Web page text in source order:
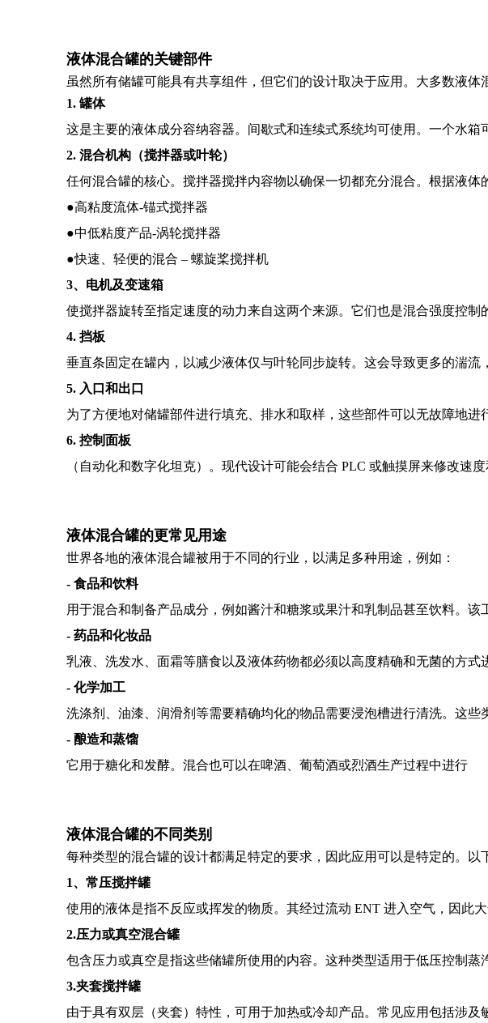
液体混合罐的关键部件
虽然所有储罐可能具有共享组件，但它们的设计取决于应用。大多数液体
1. 罐体
这是主要的液体成分容纳容器。间歇式和连续式系统均可使用。一个水箱
2. 混合机构（搅拌器或叶轮）
任何混合罐的核心。搅拌器搅拌内容物以确保一切都充分混合。根据液体
●高粘度流体-锚式搅拌器
●中低粘度产品-涡轮搅拌器
●快速、轻便的混合 – 螺旋桨搅拌机
3、电机及变速箱
使搅拌器旋转至指定速度的动力来自这两个来源。它们也是混合强度控制
4. 挡板
垂直条固定在罐内，以减少液体仅与叶轮同步旋转。这会导致更多的湍流
5. 入口和出口
为了方便地对储罐部件进行填充、排水和取样，这些部件可以无故障地进
6. 控制面板
（自动化和数字化坦克）。现代设计可能会结合 PLC 或触摸屏来修改速度
液体混合罐的更常见用途
世界各地的液体混合罐被用于不同的行业，以满足多种用途，例如：
- 食品和饮料
用于混合和制备产品成分，例如酱汁和糖浆或果汁和乳制品甚至饮料。该
- 药品和化妆品
乳液、洗发水、面霜等膳食以及液体药物都必须以高度精确和无菌的方
- 化学加工
洗涤剂、油漆、润滑剂等需要精确均化的物品需要浸泡槽进行清洗。这些
- 酿造和蒸馏
它用于糖化和发酵。混合也可以在啤酒、葡萄酒或烈酒生产过程中进行
液体混合罐的不同类别
每种类型的混合罐的设计都满足特定的要求，因此应用可以是特定的。以
1、常压搅拌罐
使用的液体是指不反应或挥发的物质。其经过流动 ENT 进入空气，因此大
2.压力或真空混合罐
包含压力或真空是指这些储罐所使用的内容。这种类型适用于低压控制蒸
3.夹套搅拌罐
由于具有双层（夹套）特性，可用于加热或冷却产品。常见应用包括涉及